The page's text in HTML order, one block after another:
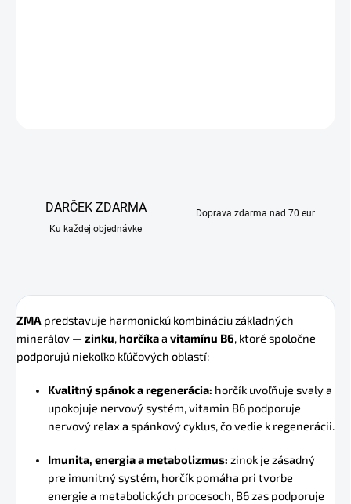
DARČEK ZDARMA
Ku každej objednávke
Doprava zdarma nad 70 eur
ZMA predstavuje harmonickú kombináciu základných
minerálov — zinku,horčíkaa vitamínu B6, ktoré spoločne
podporujú niekoľko kľúčových oblastí:
Kvalitný spánok a regenerácia: horčík uvoľňuje svaly a
upokojuje nervový systém, vitamin B6 podporuje
nervový relax a spánkový cyklus, čo vedie k regenerácii.
Imunita, energia a metabolizmus: zinok je zásadný
pre imunitný systém, horčík pomáha pri tvorbe
energie a metabolických procesoch, B6 zas podporuje